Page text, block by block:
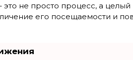
не просто процесс, а
его посещаемости и